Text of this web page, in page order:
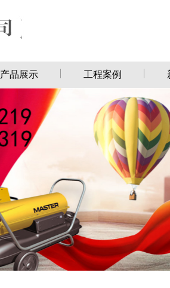
产品展示 工程案例